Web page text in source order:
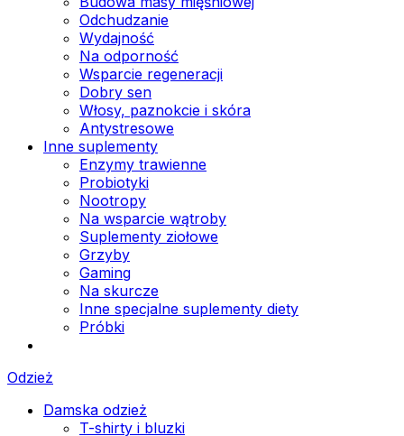
Odchudzanie
Wydajność
Na odporność
Wsparcie regeneracji
Dobry sen
Włosy, paznokcie i skóra
Antystresowe
Inne suplementy
Enzymy trawienne
Probiotyki
Nootropy
Na wsparcie wątroby
Suplementy ziołowe
Grzyby
Gaming
Na skurcze
Inne specjalne suplementy diety
Próbki
Odzież
Damska odzież
T-shirty i bluzki